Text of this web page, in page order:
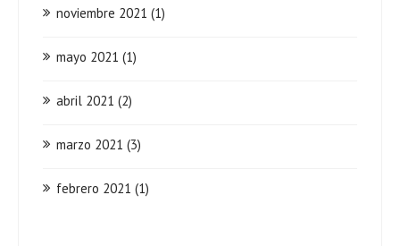
noviembre 2021 (1)
mayo 2021 (1)
abril 2021 (2)
marzo 2021 (3)
febrero 2021 (1)